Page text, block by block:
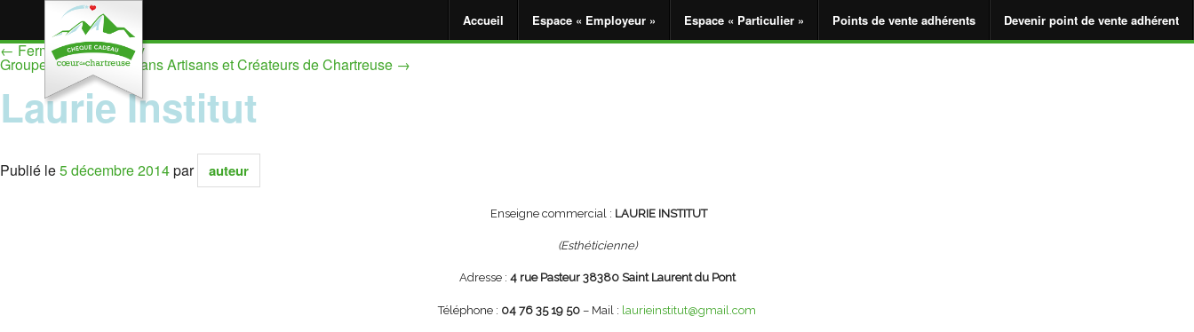
Accueil Espace « Employeur » Espace « Particulier » Points de vente adhérents Devenir point de vente adhérent
←Ferme de Plantimay
Groupement des Paysans Artisans et Créateurs de Chartreuse →
Laurie Institut
Publié le5 décembre 2014par auteur
Enseigne commercial : LAURIE INSTITUT
(Esthéticienne)
Adresse : 4 rue Pasteur 38380 Saint Laurent du Pont
Téléphone : 04 76 35 19 50 – Mail : laurieinstitut@gmail.com